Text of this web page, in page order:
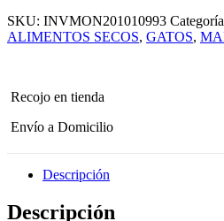
Feline
Adult
gato
cantidad
SKU: INVMON201010993
ALIMENTOS SECOS, GATOS,
Recojo en tienda
Envío a Domicilio
Descripción
Descripción